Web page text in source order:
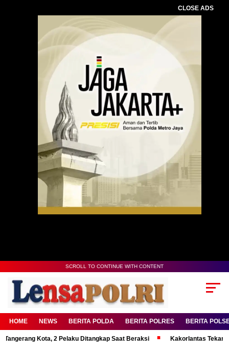
CLOSE ADS
SCROLL TO CONTINUE WITH CONTENT
HOME NEWS BERITA POLDA BERITA POLRES BERITA
Kota, 2 Pelaku Ditangkap Saat Beraksi Kakorlantas Tekankan